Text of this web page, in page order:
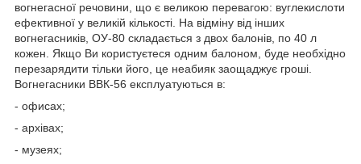
вогнегасної речовини, що є великою перевагою: вуглекислоти
ефективної у великій кількості. На відміну від інших
вогнегасників, ОУ-80 складається з двох балонів, по 40 л
кожен. Якщо Ви користуєтеся одним балоном, буде необхідно
перезарядити тільки його, це неабияк заощаджує гроші.
Вогнегасники ВВК-56 експлуатуються в:
- офисах;
- архівах;
- музеях;